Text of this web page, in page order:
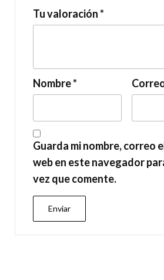
Tu valoración*
Nombre*
Guarda mi nombre, correo
web en este navegador
vez que comente.